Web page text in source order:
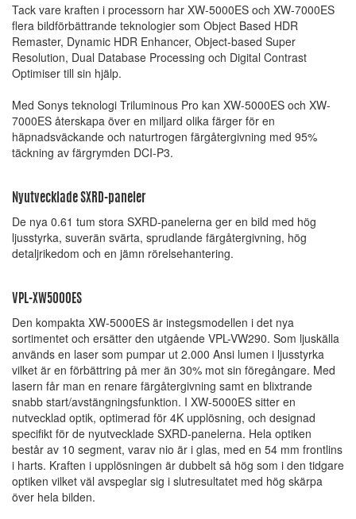
Tack vare kraften i processorn har XW-5000ES och XW-7000ES
flera bildförbättrande teknologier som Object Based HDR
Remaster, Dynamic HDR Enhancer, Object-based Super
Resolution, Dual Database Processing och Digital Contrast
Optimiser till sin hjälp.
Med Sonys teknologi Triluminous Pro kan XW-5000ES och XW-
7000ES återskapa över en miljard olika färger för en
häpnadsväckande och naturtrogen färgåtergivning med 95%
täckning av färgrymden DCI-P3.
Nyutvecklade SXRD-paneler
De nya 0.61 tum stora SXRD-panelerna ger en bild med hög
ljusstyrka, suverän svärta, sprudlande färgåtergivning, hög
detaljrikedom och en jämn rörelsehantering.
VPL-XW5000ES
Den kompakta XW-5000ES är instegsmodellen i det nya
sortimentet och ersätter den utgående VPL-VW290. Som ljuskälla
används en laser som pumpar ut 2.000 Ansi lumen i ljusstyrka
vilket är en förbättring på mer än 30% mot sin föregångare. Med
lasern får man en renare färgåtergivning samt en blixtrande
snabb start/avstängningsfunktion. I XW-5000ES sitter en
nutvecklad optik, optimerad för 4K upplösning, och designad
specifikt för de nyutvecklade SXRD-panelerna. Hela optiken
består av 10 segment, varav nio är i glas, med en 54 mm frontlins
i harts. Kraften i upplösningen är dubbelt så hög som i den tidgare
optiken vilket väl avspeglar sig i slutresultatet med hög skärpa
över hela bilden.